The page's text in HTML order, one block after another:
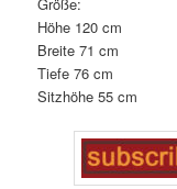
Größe:
Höhe 120 cm
Breite 71 cm
Tiefe 76 cm
Sitzhöhe 55 cm